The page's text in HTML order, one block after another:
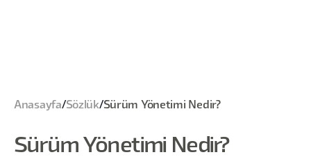
Anasayfa/Sözlük/Sürüm Yönetimi Nedir?
Sürüm Yönetimi Nedir?